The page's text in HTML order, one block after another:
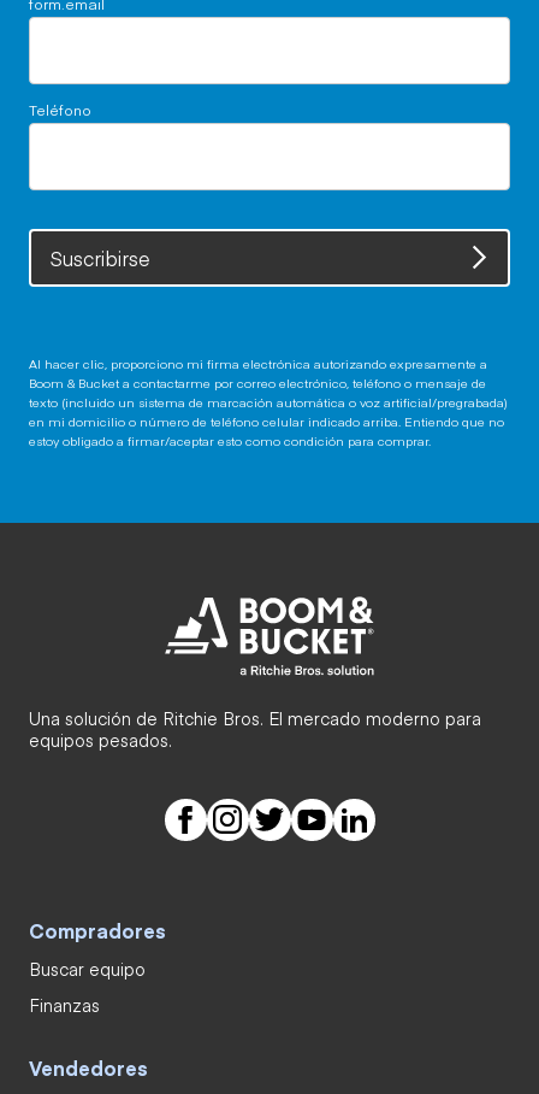
Teléfono
Suscribirse
Al hacer clic, proporciono mi firma electrónica autorizando expresamente a
Boom & Bucket a contactarme por correo electrónico, teléfono o mensaje de
texto (incluido un sistema de marcación automática o voz artificial/pregrabada)
en mi domicilio o número de teléfono celular indicado arriba. Entiendo que no
estoy obligado a firmar/aceptar esto como condición para comprar.
Una solución de Ritchie Bros. El mercado moderno para
equipos pesados.
Compradores
Buscar equipo
Finanzas
Vendedores